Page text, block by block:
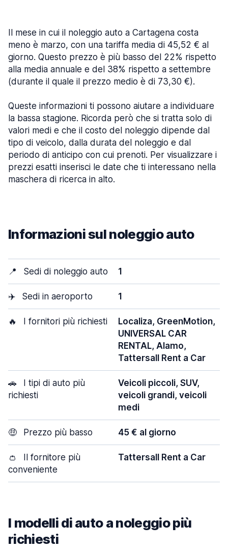
Il mese in cui il noleggio auto a Cartagena costa
meno è marzo, con una tariffa media di 45,52 € al
giorno. Questo prezzo è più basso del 22% rispetto
alla media annuale e del 38% rispetto a settembre
(durante il quale il prezzo medio è di 73,30 €).
Queste informazioni ti possono aiutare a individuare
la bassa stagione. Ricorda però che si tratta solo di
valori medi e che il costo del noleggio dipende dal
tipo di veicolo, dalla durata del noleggio e dal
periodo di anticipo con cui prenoti. Per visualizzare i
prezzi esatti inserisci le date che ti interessano nella
maschera di ricerca in alto.
Informazioni sul noleggio auto
📍 Sedi di noleggio auto 1
✈️ Sedi in aeroporto 1
🔥 I fornitori più richiesti
Localiza, GreenMotion,
UNIVERSAL CAR
RENTAL, Alamo,
Tattersall Rent a Car
🚗
I tipi di auto più
richiesti
Veicoli piccoli, SUV,
veicoli grandi, veicoli
medi
🤑 Prezzo più basso 45 € al giorno
👛
Il fornitore più
conveniente
Tattersall Rent a Car
I modelli di auto a noleggio più
richiesti